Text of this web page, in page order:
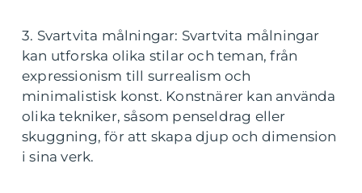
3. Svartvita målningar: Svartvita målningar
kan utforska olika stilar och teman, från
expressionism till surrealism och
minimalistisk konst. Konstnärer kan använda
olika tekniker, såsom penseldrag eller
skuggning, för att skapa djup och dimension
i sina verk.